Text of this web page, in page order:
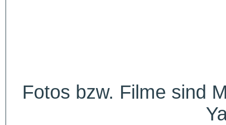
Fotos bzw. Filme sind